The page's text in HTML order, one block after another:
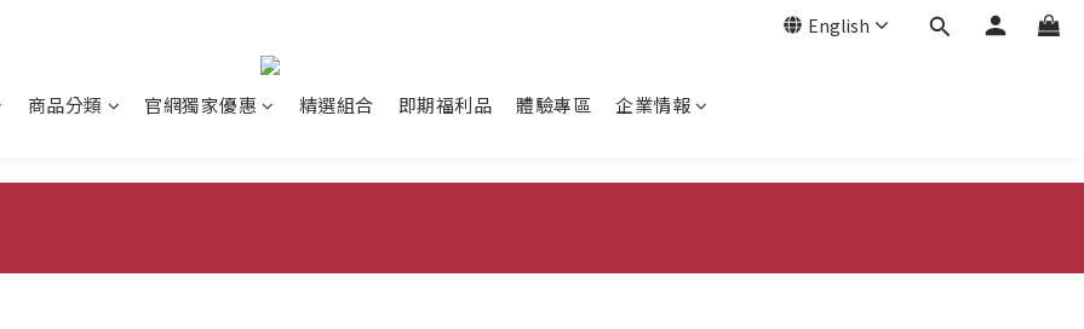
English
商品分類 官網獨家優惠 精選組合 即期福利品 體驗專區 企業情報